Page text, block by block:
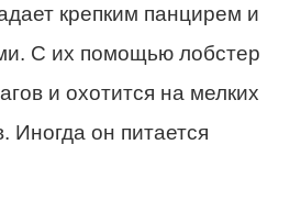
крепким панцирем и
С их помощью лобстер
и охотится на мелких
Иногда он питается